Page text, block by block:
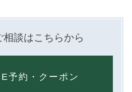
相談はこちらから
予約 ・クーポン